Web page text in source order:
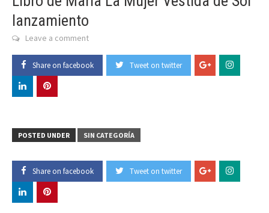
lanzamiento
Leave a comment
Share on facebook Tweet on twitter
POSTED UNDER SIN CATEGORÍA
Share on facebook Tweet on twitter